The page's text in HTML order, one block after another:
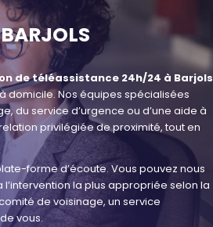
de téléassistance 24h/24 à Barjols
domicile. Nos équipes spécialisées
du service d’urgence ou d’une aide à
privilégiée de proximité, tout en
forme d’écoute. Vous pouvez nous
la plus appropriée selon la
de voisinage, un service
vous.